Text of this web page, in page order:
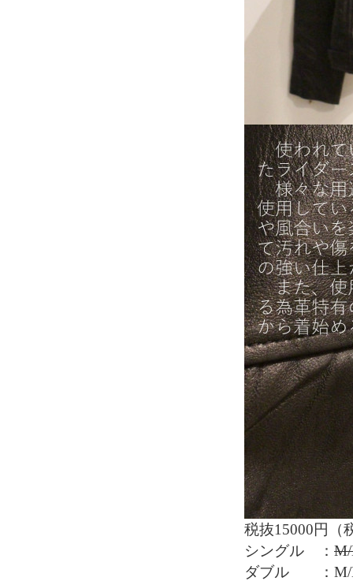
税抜15000円（
シングル ：
ダブル ：M/